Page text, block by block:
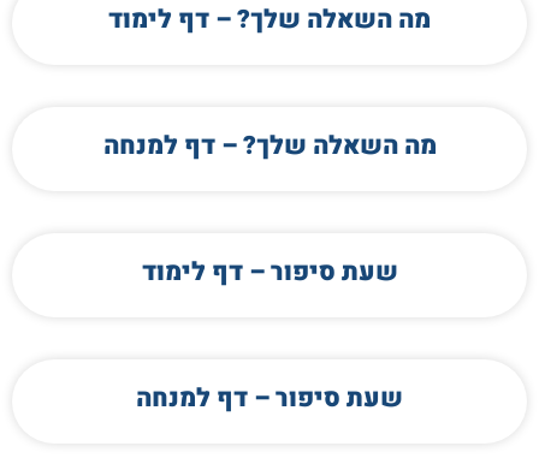
מה השאלה שלך? – דף לימוד
מה השאלה שלך? – דף למנחה
שעת סיפור – דף לימוד
שעת סיפור – דף למנחה